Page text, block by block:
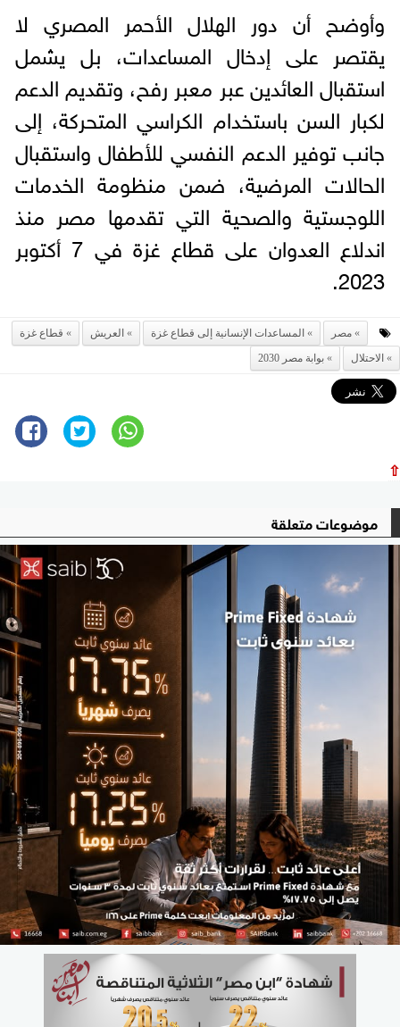
وأوضح أن دور الهلال الأحمر المصري لا
يقتصر على إدخال المساعدات، بل يشمل
استقبال العائدين عبر معبر رفح، وتقديم الدعم
لكبار السن باستخدام الكراسي المتحركة، إلى
جانب توفير الدعم النفسي للأطفال واستقبال
الحالات المرضية، ضمن منظومة الخدمات
اللوجستية والصحية التي تقدمها مصر منذ
اندلاع العدوان على قطاع غزة في 7 أكتوبر
2023.
مصر المساعدات الإنسانية إلى قطاع غزة العريش
قطاع غزة
الاحتلال
بوابة مصر 2030
⇧
موضوعات متعلقة